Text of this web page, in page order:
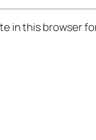
in this browser